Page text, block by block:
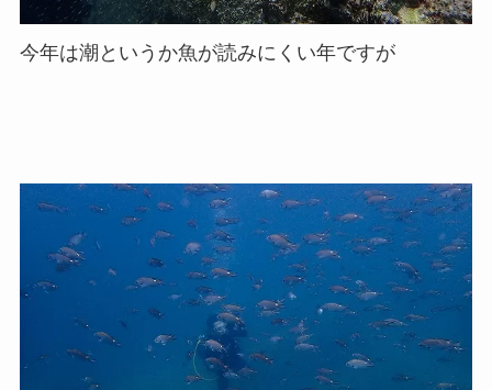
今年は潮というか魚が読みにくい年ですが